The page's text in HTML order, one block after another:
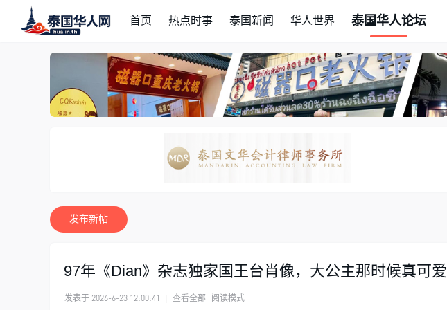
首页 热点时事 泰国新闻 华人世界 泰国华人论坛
发布新帖
97年《Dian》杂志独家国王台肖像，大公主那时候真可爱
发表于 2026-6-23 12:00:41 查看全部 阅读模式